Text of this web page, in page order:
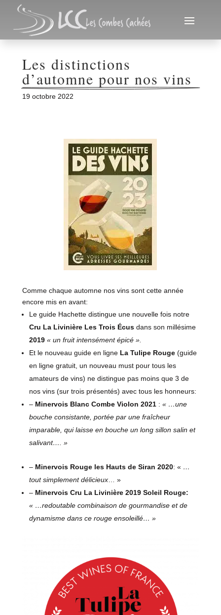
Les distinctions
d’automne pour nos vins
19 octobre 2022
Comme chaque automne nos vins sont cette année
encore mis en avant:
Le guide Hachette distingue une nouvelle fois notre
Cru La Livinière Les Trois Écusdans son millésime
2019 « un fruit intensément épicé ».
Et le nouveau guide en ligne La Tulipe Rouge(guide
en ligne gratuit, un nouveau must pour tous les
amateurs de vins) ne distingue pas moins que 3 de
nos vins (sur trois présentés) avec tous les honneurs:
– Minervois Blanc Combe Violon 2021: « …une
bouche consistante, portée par une fraîcheur
imparable, qui laisse en bouche un long sillon salin et
salivant…. »
– Minervois Rouge les Hauts de Siran 2020: « …
tout simplement délicieux… »
– Minervois Cru La Livinière 2019 Soleil Rouge:
« …redoutable combinaison de gourmandise et de
dynamisme dans ce rouge ensoleillé… »